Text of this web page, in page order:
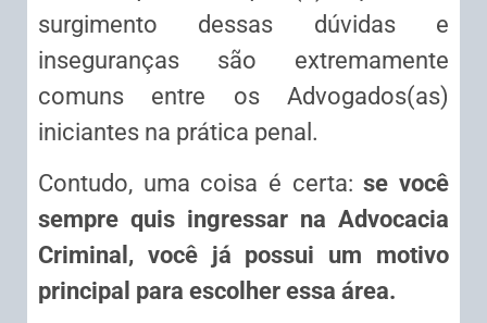
surgimento dessas dúvidas e
inseguranças são extremamente
comuns entre os Advogados(as)
iniciantes na prática penal.
Contudo, uma coisa é certa:se você
sempre quis ingressar na Advocacia
Criminal, você já possui um motivo
principal para escolher essa área.